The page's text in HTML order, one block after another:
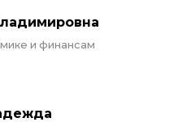
и финансам